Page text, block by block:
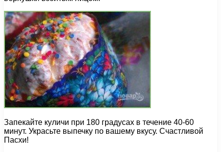
Запекайте куличи при 180 градусах в течение 40-60
минут. Украсьте выпечку по вашему вкусу. Счастливой
Пасхи!